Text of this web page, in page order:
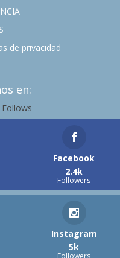
de privacidad
en:
Follows
Facebook
2.4k
Followers
Instagram
5k
Followers